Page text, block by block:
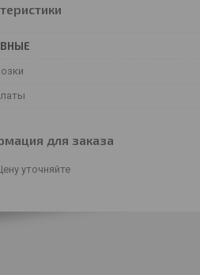
для заказа
уточняйте